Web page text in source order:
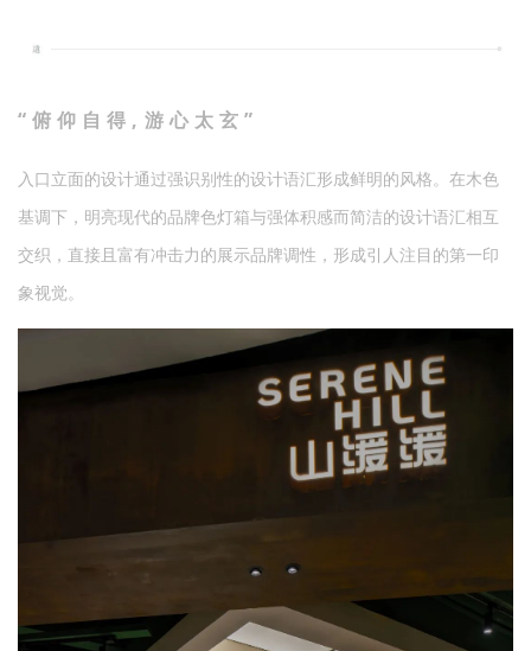
“ 俯 仰 自 得 , 游 心 太 玄 ”
入口立面的设计通过强识别性的设计语汇形成鲜明的风格。在木色
基调下，明亮现代的品牌色灯箱与强体积感而简洁的设计语汇相互
交织，直接且富有冲击力的展示品牌调性，形成引人注目的第一印
象视觉。